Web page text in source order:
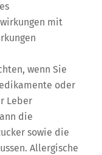
mit
wenn Sie
oder
Leber
die
sowie die
Allergische